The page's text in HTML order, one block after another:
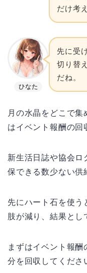
だけ考
ひなた
先に受
切り替
だね。
月の水晶をどこで
はイベント報酬の回
新生活日誌や協会ロ
保できる数少ない供
先にハート石を使う
肢が減り、結果とし
まずはイベント報酬
分を回収してくださ